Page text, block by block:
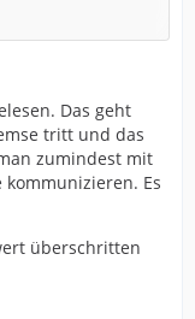
ursächlich! Die
werden, NUR
(wg.
Das geht
tritt und das
zumindest mit
Es
überschritten